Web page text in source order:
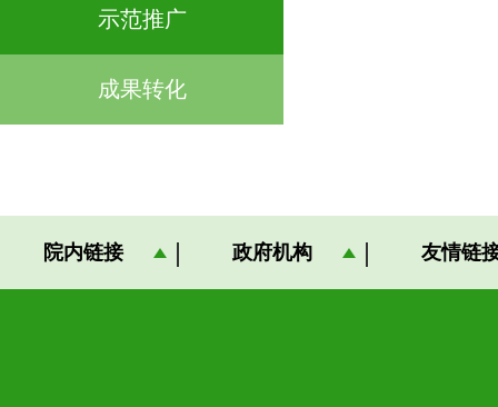
示范推广
成果转化
院内链接 政府机构 友情链